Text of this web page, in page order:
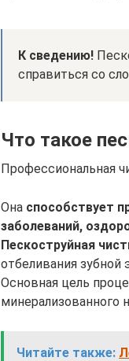
К сведению!
справиться со
Что такое
Профессиональная
Она способствует
заболеваний,
Пескоструйная
отбеливания зубной
Основная цель
минерализованного
Читайте также: